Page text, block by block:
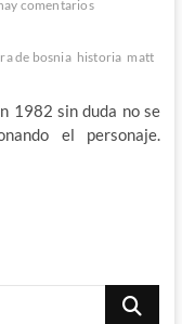
comentarios
de bosnia historia matt
1982 sin duda no se
el personaje.
Buscar